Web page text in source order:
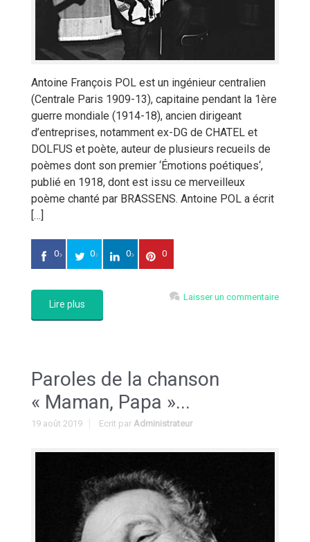
Antoine François POL est un ingénieur centralien
(Centrale Paris 1909-13), capitaine pendant la 1ère
guerre mondiale (1914-18), ancien dirigeant
d’entreprises, notamment ex-DG de CHATEL et
DOLFUS et poète, auteur de plusieurs recueils de
poèmes dont son premier ‘Émotions poétiques‘,
publié en 1918, dont est issu ce merveilleux
poème chanté par BRASSENS. Antoine POL a écrit
[…]
0 0 0 0
Lire plus
Laisser un commentaire
Paroles de la chanson
« Maman, Papa »...
19 août 2019 Ecrit par Administrateur